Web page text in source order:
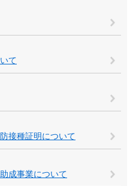
て
接種証明について
成事業について